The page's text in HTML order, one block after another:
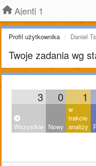
Ajenti 1
Profil użytkownika Daniel
Twoje zadania wg
3 0 1
Wszystkie Nowy
w
trakcie
analizy